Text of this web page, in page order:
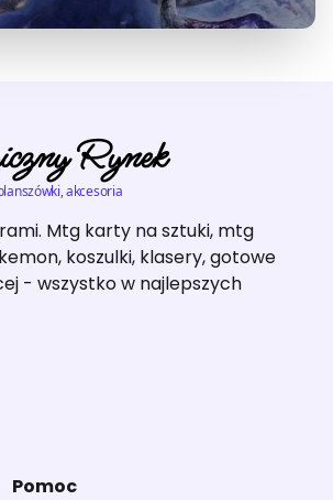
Rynek
akcesoria
Mtg karty na sztuki, mtg
koszulki, klasery, gotowe
- wszystko w najlepszych
Pomoc